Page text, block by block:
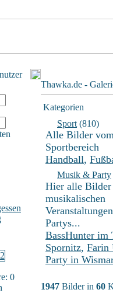
0
Thawka.de -
Kategorien
Sport (810)
Alle Bilder
Sportbereich
Handball,
Musik & Party
Hier alle
musikalischen
Partys...
BassHunter im
Spornitz, Farin
Party in
1947 Bilder in 60